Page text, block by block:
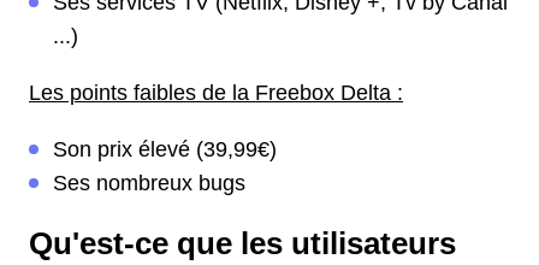
...)
Les points faibles de la Freebox Delta :
Son prix élevé (39,99€)
Ses nombreux bugs
Qu'est-ce que les utilisateurs